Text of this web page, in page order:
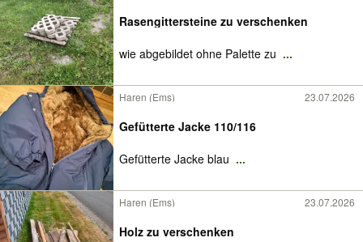
Rasengittersteine zu verschenken
wie abgebildet ohne Palette zu ...
Haren (Ems) 23.07.2026
Gefütterte Jacke 110/116
Gefütterte Jacke blau ...
Haren (Ems) 23.07.2026
Holz zu verschenken